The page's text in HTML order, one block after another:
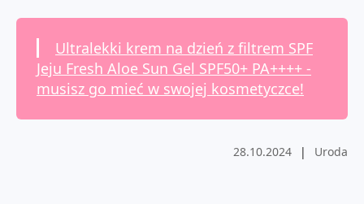
Ultralekki krem na dzień z filtrem SPF
Jeju Fresh Aloe Sun Gel SPF50+ PA++++ -
musisz go mieć w swojej kosmetyczce!
28.10.2024 | Uroda